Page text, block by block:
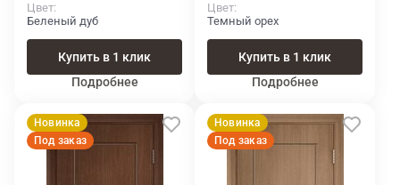
Цвет
Беленый дуб
Купить в 1 клик
Подробнее
Цвет
Темный орех
Купить в 1 клик
Подробнее
Новинка
Под заказ
Новинка
Под заказ